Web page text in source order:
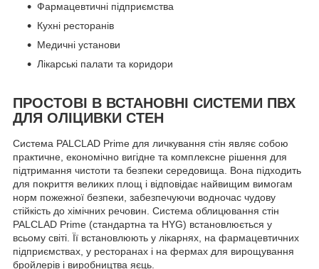
Фармацевтичні підприємства
Кухні ресторанів
Медичні установи
Лікарські палати та коридори
ПРОСТОВІ В ВСТАНОВНІ СИСТЕМИ ПВХ
ДЛЯ ОЛІЦИВКИ СТЕН
Система PALCLAD Prime для личкування стін являє собою
практичне, економічно вигідне та комплексне рішення для
підтримання чистоти та безпеки середовища. Вона підходить
для покриття великих площ і відповідає найвищим вимогам
норм пожежної безпеки, забезпечуючи водночас чудову
стійкість до хімічних речовин. Система облицювання стін
PALCLAD Prime (стандартна та HYG) встановлюється у
всьому світі. Її встановлюють у лікарнях, на фармацевтичних
підприємствах, у ресторанах і на фермах для вирощування
бройлерів і виробництва яєць.